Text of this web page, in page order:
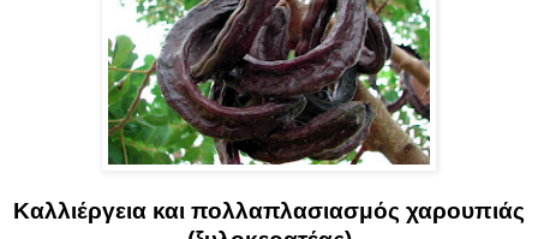
Καλλιέργεια και πολλαπλασιασμός χαρουπιάς